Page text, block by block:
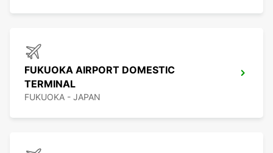
FUKUOKA AIRPORT DOMESTIC
TERMINAL
FUKUOKA - JAPAN